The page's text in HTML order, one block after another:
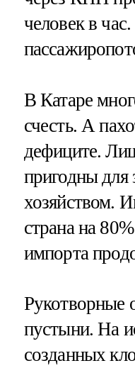
человек в
В Катаре
счесть. А
дефиците.
пригодны для
хозяйством.
страна на
импорта
Рукотворные
пустыни. На
созданных